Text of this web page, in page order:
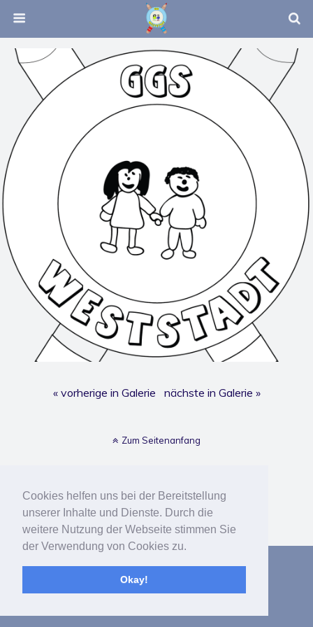
Cookies helfen uns bei der Bereitstellung
unserer Inhalte und Dienste. Durch die
weitere Nutzung der Webseite stimmen Sie
der Verwendung von Cookies zu.
Okay!
« vorherige in Galerie nächste in Galerie »
Zum Seitenanfang
Bereitgestellt von
WPtouch Mobile Suite for WordPress